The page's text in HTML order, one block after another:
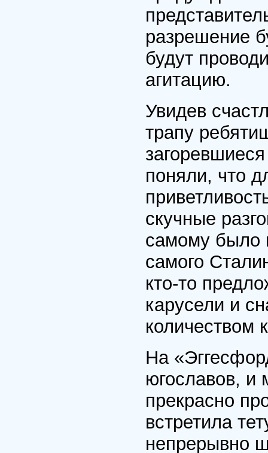
разрешение
будут
агитацию.
Увидев
трапу
поняли, что
скучные
самому было
самого
кто-то
карусели и
количеством
На
югославов, и
прекрасно
встретила
непрерывно